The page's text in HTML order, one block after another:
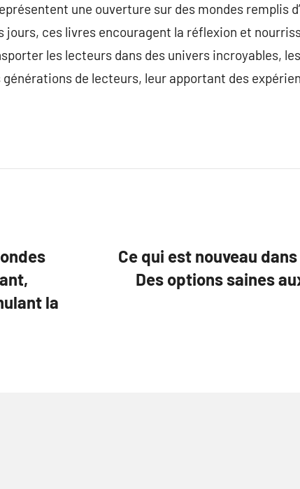
une ouverture sur des mondes remplis
jours, ces livres encouragent la réflexion et
les lecteurs dans des univers incroyables,
de lecteurs, leur apportant des
la
Ce qui est nouveau
Des options saines